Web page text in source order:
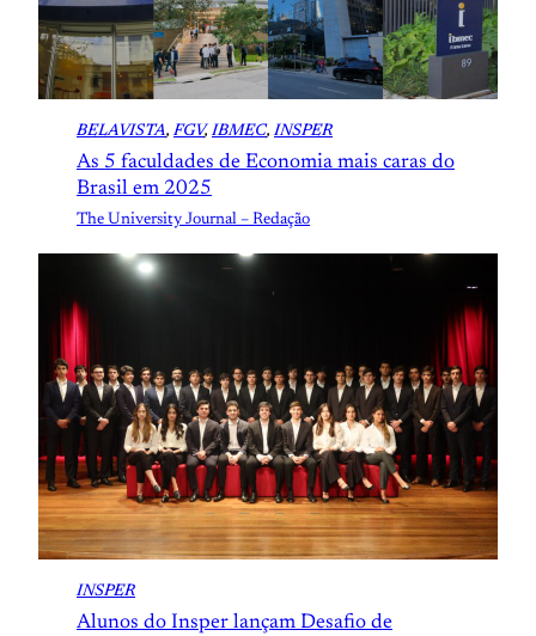
BELAVISTA, FGV, IBMEC, INSPER
As 5 faculdades de Economia mais caras do
Brasil em 2025
The University Journal – Redação
INSPER
Alunos do Insper lançam Desafio de